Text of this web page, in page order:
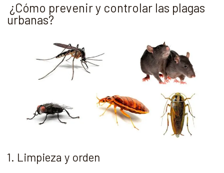
¿Cómo prevenir y controlar las plagas
urbanas?
1. Limpieza y orden